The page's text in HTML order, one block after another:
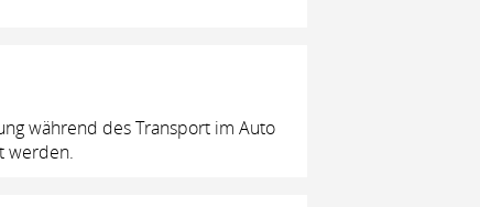
während des Transport im Auto
werden.